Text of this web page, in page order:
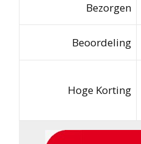
Bezorgen
Beoordeling
Hoge Korting